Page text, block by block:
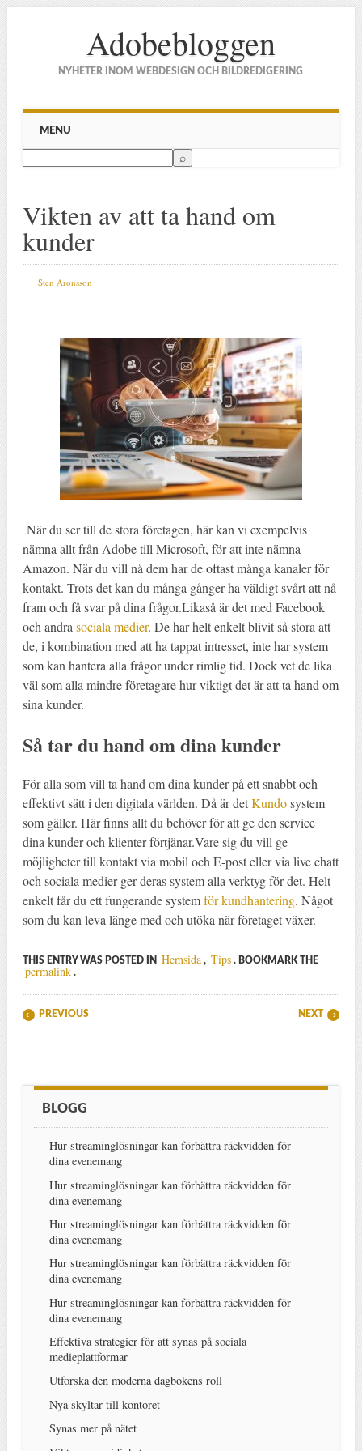
Adobebloggen
NYHETER INOM WEBDESIGN OCH BILDREDIGERING
Main menu
Skip to content
MENU
Vikten av att ta hand om
kunder
Sten Aronsson
När du ser till de stora företagen, här kan vi exempelvis
nämna allt från Adobe till Microsoft, för att inte nämna
Amazon. När du vill nå dem har de oftast många kanaler för
kontakt. Trots det kan du många gånger ha väldigt svårt att nå
fram och få svar på dina frågor.Likaså är det med Facebook
och andra sociala medier. De har helt enkelt blivit så stora att
de, i kombination med att ha tappat intresset, inte har system
som kan hantera alla frågor under rimlig tid. Dock vet de lika
väl som alla mindre företagare hur viktigt det är att ta hand om
sina kunder.
Så tar du hand om dina kunder
För alla som vill ta hand om dina kunder på ett snabbt och
effektivt sätt i den digitala världen. Då är detKundosystem
som gäller. Här finns allt du behöver för att ge den service
dina kunder och klienter förtjänar.Vare sig du vill ge
möjligheter till kontakt via mobil och E-post eller via live chatt
och sociala medier ger deras system alla verktyg för det. Helt
enkelt får du ett fungerande systemför kundhantering. Något
som du kan leva länge med och utöka när företaget växer.
THIS ENTRY WAS POSTED IN Hemsida , Tips . BOOKMARK THE
permalink .
Post navigation
PREVIOUS NEXT
BLOGG
Hur streaminglösningar kan förbättra räckvidden för
dina evenemang
Hur streaminglösningar kan förbättra räckvidden för
dina evenemang
Hur streaminglösningar kan förbättra räckvidden för
dina evenemang
Hur streaminglösningar kan förbättra räckvidden för
dina evenemang
Hur streaminglösningar kan förbättra räckvidden för
dina evenemang
Effektiva strategier för att synas på sociala
medieplattformar
Utforska den moderna dagbokens roll
Nya skyltar till kontoret
Synas mer på nätet